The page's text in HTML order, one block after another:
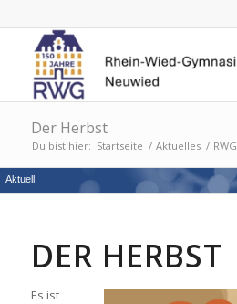
Der Herbst
Du bist hier: Startseite / Aktuelles / RWG
Aktuell
DER HERBST
Es ist